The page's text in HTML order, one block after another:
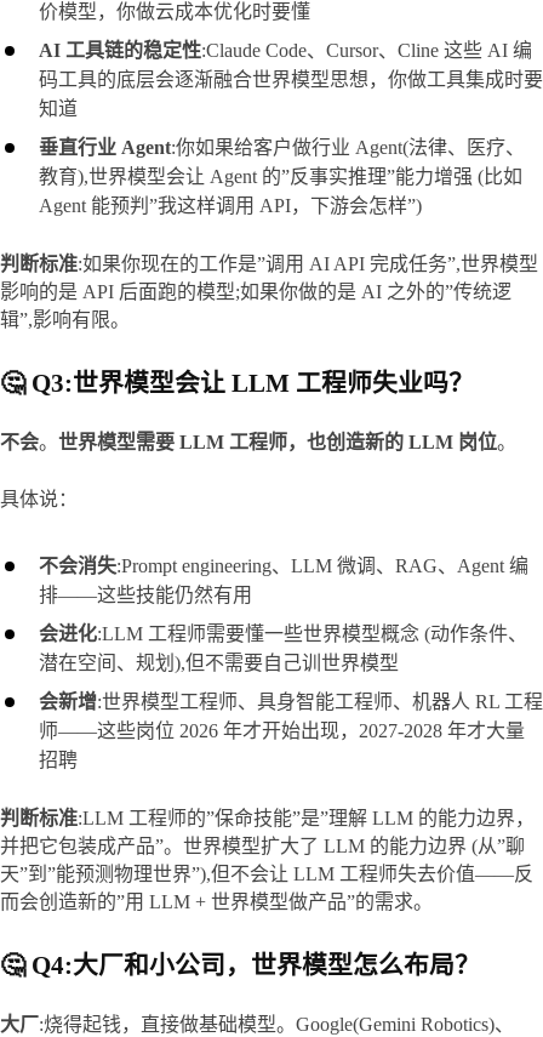
价模型，你做云成本优化时要懂
AI 工具链的稳定性:Claude Code、Cursor、Cline 这些 AI 编
码工具的底层会逐渐融合世界模型思想，你做工具集成时要
知道
垂直行业 Agent:你如果给客户做行业 Agent(法律、医疗、
教育),世界模型会让 Agent 的”反事实推理”能力增强 (比如
Agent 能预判”我这样调用 API，下游会怎样”)
判断标准:如果你现在的工作是”调用 AI API 完成任务”,世界模型
影响的是 API 后面跑的模型;如果你做的是 AI 之外的”传统逻
辑”,影响有限。
🤔 Q3:世界模型会让 LLM 工程师失业吗？
不会。 世界模型需要 LLM 工程师，也创造新的 LLM 岗位。
具体说：
不会消失:Prompt engineering、LLM 微调、RAG、Agent 编
排——这些技能仍然有用
会进化:LLM 工程师需要懂一些世界模型概念 (动作条件、
潜在空间、规划),但不需要自己训世界模型
会新增:世界模型工程师、具身智能工程师、机器人 RL 工程
师——这些岗位 2026 年才开始出现，2027-2028 年才大量
招聘
判断标准:LLM 工程师的”保命技能”是”理解 LLM 的能力边界，
并把它包装成产品”。世界模型扩大了 LLM 的能力边界 (从”聊
天”到”能预测物理世界”),但不会让 LLM 工程师失去价值——反
而会创造新的”用 LLM + 世界模型做产品”的需求。
🤔 Q4:大厂和小公司，世界模型怎么布局？
大厂:烧得起钱，直接做基础模型。Google(Gemini Robotics)、